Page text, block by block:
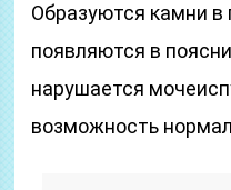
Образуются камни в
появляются в
нарушается
возможность